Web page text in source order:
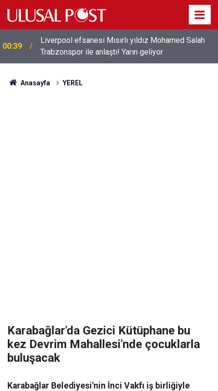
00:39
Liverpool efsanesi Mısırlı yıldız Mohamed Salah
Trabzonspor ile anlaştı! Yarın geliyor
Anasayfa YEREL
Karabağlar'da Gezici Kütüphane bu
kez Devrim Mahallesi'nde çocuklarla
buluşacak
Karabağlar Belediyesi'nin İnci Vakfı iş birliğiyle